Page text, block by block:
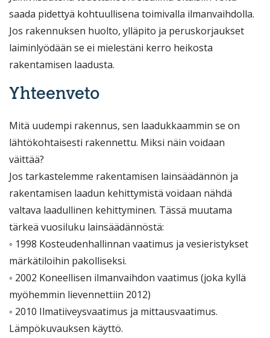
saada pidettyä kohtuullisena toimivalla ilmanvaihdolla.
Jos rakennuksen huolto, ylläpito ja peruskorjaukset
laiminlyödään se ei mielestäni kerro heikosta
rakentamisen laadusta.
Yhteenveto
Mitä uudempi rakennus, sen laadukkaammin se on
lähtökohtaisesti rakennettu. Miksi näin voidaan
väittää?
Jos tarkastelemme rakentamisen lainsäädännön ja
rakentamisen laadun kehittymistä voidaan nähdä
valtava laadullinen kehittyminen. Tässä muutama
tärkeä vuosiluku lainsäädännöstä:
◦ 1998 Kosteudenhallinnan vaatimus ja vesieristykset
märkätiloihin pakolliseksi.
◦ 2002 Koneellisen ilmanvaihdon vaatimus (joka kyllä
myöhemmin lievennettiin 2012)
◦ 2010 Ilmatiiveysvaatimus ja mittausvaatimus.
Lämpökuvauksen käyttö.